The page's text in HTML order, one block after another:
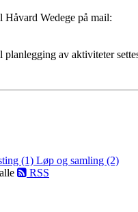
Håvard Wedege på mail:
av aktiviteter
(1) Løp og samling (2)
RSS